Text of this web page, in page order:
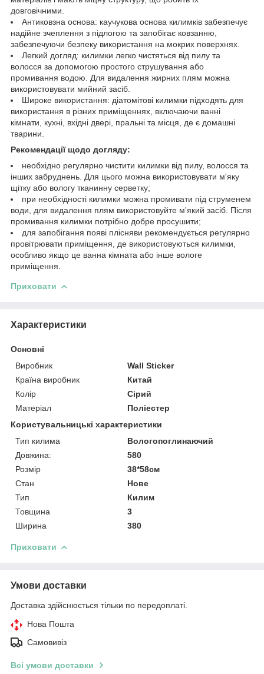
довговічними.
Антиковзна основа: каучукова основа килимків забезпечує
надійне зчеплення з підлогою та запобігає ковзанню,
забезпечуючи безпеку використання на мокрих поверхнях.
Легкий догляд: килимки легко чистяться від пилу та
волосся за допомогою простого струшування або
промивання водою. Для видалення жирних плям можна
використовувати мийний засіб.
Широке використання: діатомітові килимки підходять для
використання в різних приміщеннях, включаючи ванні
кімнати, кухні, вхідні двері, пральні та місця, де є домашні
тварини.
Рекомендації щодо догляду:
необхідно регулярно чистити килимки від пилу, волосся та
інших забруднень. Для цього можна використовувати м'яку
щітку або вологу тканинну серветку;
при необхідності килимки можна промивати під струменем
води, для видалення плям використовуйте м'який засіб. Після
промивання килимки потрібно добре просушити;
для запобігання появі плісняви рекомендується регулярно
провітрювати приміщення, де використовуються килимки,
особливо якщо це ванна кімната або інше вологе
приміщення.
Приховати
Характеристики
Основні
Виробник
Wall Sticker
Країна виробник
Китай
Колір
Сірий
Матеріал
Поліестер
Користувальницькі характеристики
Тип килима
Вологопоглинаючий
Довжина:
580
Розмір
38*58см
Стан
Нове
Тип
Килим
Товщина
3
Ширина
380
Приховати
Умови доставки
Доставка здійснюється тільки по передоплаті.
Нова Пошта
Самовивіз
Всі умови доставки